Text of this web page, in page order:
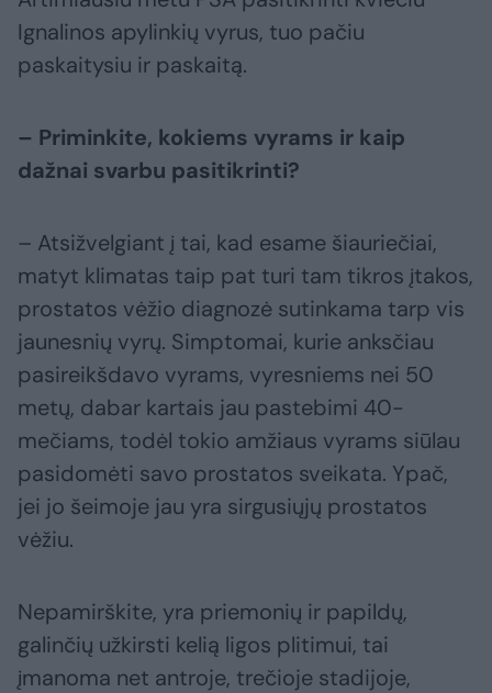
Ignalinos apylinkių vyrus, tuo pačiu
paskaitysiu ir paskaitą.
– Priminkite, kokiems vyrams ir kaip
dažnai svarbu pasitikrinti?
– Atsižvelgiant į tai, kad esame šiauriečiai,
matyt klimatas taip pat turi tam tikros įtakos,
prostatos vėžio diagnozė sutinkama tarp vis
jaunesnių vyrų. Simptomai, kurie anksčiau
pasireikšdavo vyrams, vyresniems nei 50
metų, dabar kartais jau pastebimi 40-
mečiams, todėl tokio amžiaus vyrams siūlau
pasidomėti savo prostatos sveikata. Ypač,
jei jo šeimoje jau yra sirgusiųjų prostatos
vėžiu.
Nepamirškite, yra priemonių ir papildų,
galinčių užkirsti kelią ligos plitimui, tai
įmanoma net antroje, trečioje stadijoje,